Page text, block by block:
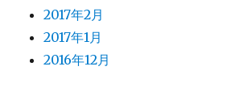
2017年2月
2017年1月
2016年12月